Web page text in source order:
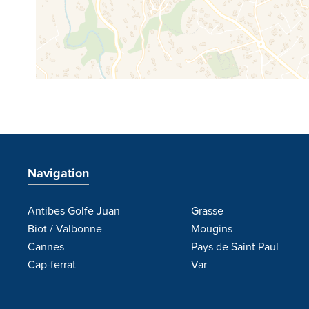
Navigation
Antibes Golfe Juan
Biot / Valbonne
Cannes
Cap-ferrat
Grasse
Mougins
Pays de Saint Paul
Var